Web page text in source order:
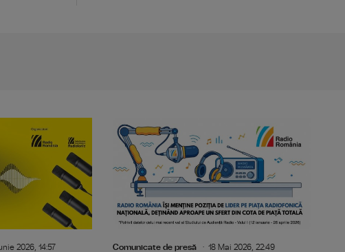
Radiofonic – Vara Dramaturgiei Românești” revine pe posturile din
Radio România este coproducător al Festivalului
2026, 14:57 Comunicate de presă 18 Mai 2026, 22:49